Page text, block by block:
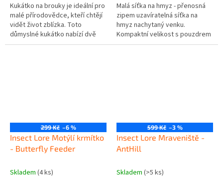
Kukátko na brouky je ideální pro
malé přírodovědce, kteří chtějí
vidět život zblízka. Toto
důmyslné kukátko nabízí dvě
lupy s trojnásobným zvětšením.
Malá síťka na hmyz - přenosná
zipem uzavíratelná síťka na
hmyz nachytaný venku.
Kompaktní velikost s pouzdrem
a klipem na zavěšení. Rozměry
299 Kč –6 %
Insect Lore Motýlí krmítko
- Butterfly Feeder
Skladem (4 ks)
599 Kč –3 %
Insect Lore Mraveniště -
AntHill
Skladem (>5 ks)